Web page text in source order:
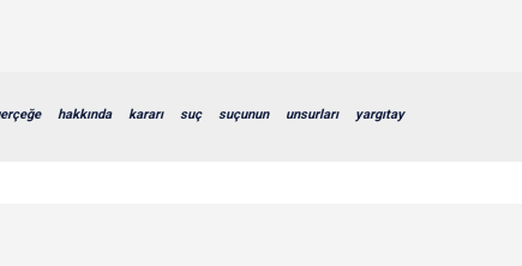
hakkında kararı suç suçunun unsurları yargıtay